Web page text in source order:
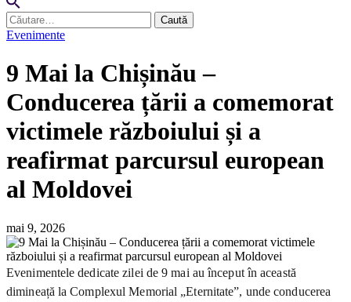
Caută
după:
Evenimente
9 Mai la Chișinău –
Conducerea țării a comemorat
victimele războiului și a
reafirmat parcursul european
al Moldovei
mai 9, 2026
Evenimentele dedicate zilei de 9 mai au început în această
dimineață la Complexul Memorial „Eternitate”, unde conducerea